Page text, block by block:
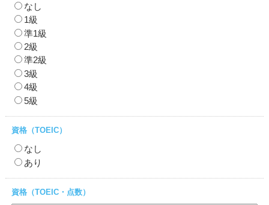
なし
1級
準1級
2級
準2級
3級
4級
5級
資格（TOEIC）
なし
あり
資格（TOEIC・点数）